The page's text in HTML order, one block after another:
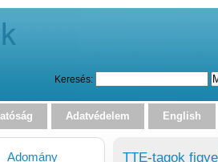
Keresés:
Adatvédelem English
TTE-tagok
Adomány